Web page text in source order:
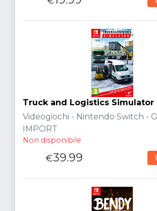
Truck and Logistics Simulator
Videogiochi - Nintendo Switch -
IMPORT
Non disponibile
€39.99